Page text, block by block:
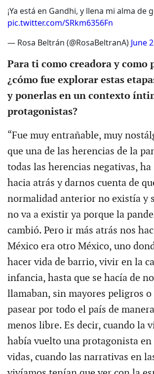
¡Ya está en Gandhi, y llena mi alma de
pic.twitter.com/SRkm6356Fn
— Rosa Beltrán (@RosaBeltranA) June
Para ti como creadora y como
¿cómo fue explorar estas
y ponerlas en un contexto
protagonistas?
“Fue muy entrañable, muy
que una de las herencias de la
todas las herencias negativas,
hacia atrás y darnos cuenta de
normalidad anterior no existía y
no va a existir ya porque la
cambió. Pero ir más atrás nos
México era otro México, uno
hacer vida de barrio, vivir en la
infancia, hasta que se hacía de
llamaban, sin mayores peligros
pasear por todo el país de
menos libre. Es decir, cuando la
había vuelto una protagonista en
vidas, cuando las narrativas en